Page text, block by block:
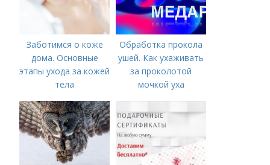
Заботимся о коже
дома. Основные
этапы ухода за кожей
тела
Обработка прокола
ушей. Как ухаживать
за проколотой
мочкой уха